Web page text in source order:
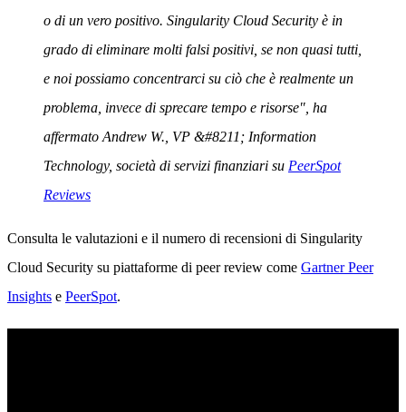
o di un vero positivo. Singularity Cloud Security è in
grado di eliminare molti falsi positivi, se non quasi tutti,
e noi possiamo concentrarci su ciò che è realmente un
problema, invece di sprecare tempo e risorse", ha
affermato Andrew W., VP &#8211; Information
Technology, società di servizi finanziari su PeerSpot
Reviews
Consulta le valutazioni e il numero di recensioni di Singularity
Cloud Security su piattaforme di peer review come Gartner Peer
Insights e PeerSpot.